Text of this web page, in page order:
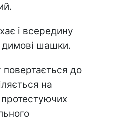
і всередину
димові шашки.
до
на
протестуючих